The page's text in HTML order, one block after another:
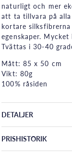
naturligt och mer
att ta tillvara på
kortare
egenskaper.
Tvättas i 30-40
Mått: 85 x 50 cm
Vikt: 80g
100% råsiden
DETALJER
PRISHISTORIK